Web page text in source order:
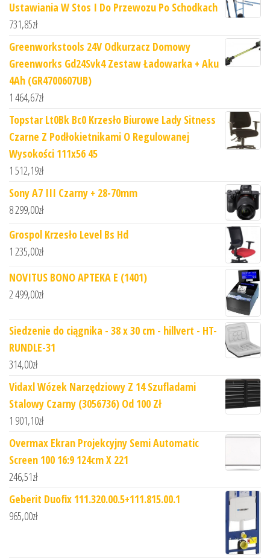
Ustawiania W Stos I Do Przewozu Po Schodkach
731,85zł
Greenworkstools 24V Odkurzacz Domowy
Greenworks Gd24Svk4 Zestaw Ładowarka + Aku
4Ah (GR4700607UB)
1 464,67zł
Topstar Lt0Bk Bc0 Krzesło Biurowe Lady Sitness
Czarne Z Podłokietnikami O Regulowanej
Wysokości 111x56 45
1 512,19zł
Sony A7 III Czarny + 28-70mm
8 299,00zł
Grospol Krzesło Level Bs Hd
1 235,00zł
NOVITUS BONO APTEKA E (1401)
2 499,00zł
Siedzenie do ciągnika - 38 x 30 cm - hillvert - HT-
RUNDLE-31
314,00zł
Vidaxl Wózek Narzędziowy Z 14 Szufladami
Stalowy Czarny (3056736) Od 100 Zł
1 901,10zł
Overmax Ekran Projekcyjny Semi Automatic
Screen 100 16:9 124cm X 221
246,51zł
Geberit Duofix 111.320.00.5+111.815.00.1
965,00zł